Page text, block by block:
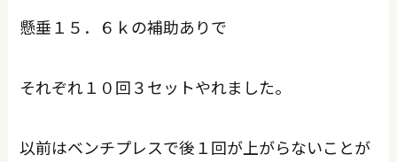
懸垂１５．６ｋの補助ありで
それぞれ１０回３セットやれました。
以前はベンチプレスで後１回が上がらないことが